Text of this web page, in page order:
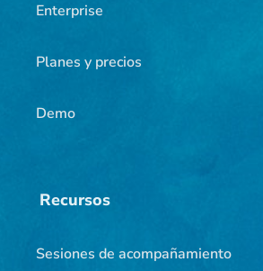
Enterprise
Planes y precios
Demo
Recursos
Sesiones de acompañamiento